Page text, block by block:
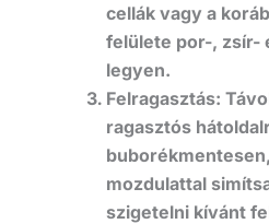
cellák vagy a
felülete por-, zsír-
legyen.
Felragasztás:
ragasztós
mozdulattal
szigetelni kívánt